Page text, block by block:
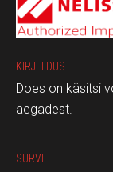
KIRJELDUS
Does on käsitsi
aegadest.
SURVE